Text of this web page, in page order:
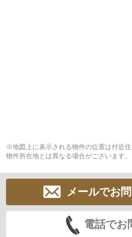
※地図上に表示される物件の位置は付近
物件所在地とは異なる場合がございます。
メールでお
電話でお